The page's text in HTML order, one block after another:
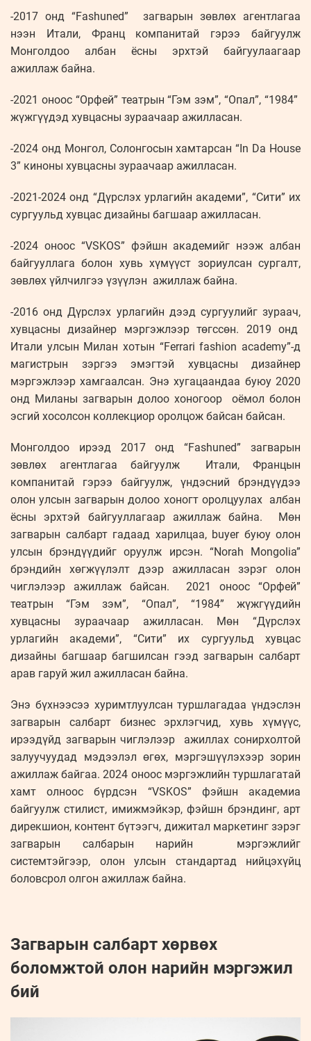
-2017 онд “Fashuned” загварын зөвлөх агентлагаа
нээн Итали, Франц компанитай гэрээ байгуулж
Монголдоо албан ёсны эрхтэй байгуулаагаар
ажиллаж байна.
-2021 оноос “Орфей” театрын “Гэм зэм”, “Опал”, “1984”
жүжгүүдэд хувцасны зураачаар ажилласан.
-2024 онд Монгол, Солонгосын хамтарсан “In Da House
3” киноны хувцасны зураачаар ажилласан.
-2021-2024 онд “Дүрслэх урлагийн академи”, “Сити” их
сургуульд хувцас дизайны багшаар ажилласан.
-2024 оноос “VSKOS” фэйшн академийг нээж албан
байгууллага болон хувь хүмүүст зориулсан сургалт,
зөвлөх үйлчилгээ үзүүлэн ажиллаж байна.
-2016 онд Дүрслэх урлагийн дээд сургуулийг зураач,
хувцасны дизайнер мэргэжлээр төгссөн. 2019 онд
Итали улсын Милан хотын “Ferrari fashion academy”-д
магистрын зэргээ эмэгтэй хувцасны дизайнер
мэргэжлээр хамгаалсан. Энэ хугацаандаа буюу 2020
онд Миланы загварын долоо хоногоор оёмол болон
эсгий хосолсон коллекциор оролцож байсан байсан.
Монголдоо ирээд 2017 онд “Fashuned” загварын
зөвлөх агентлагаа байгуулж Итали, Францын
компанитай гэрээ байгуулж, үндэсний брэндүүдээ
олон улсын загварын долоо хоногт оролцуулах албан
ёсны эрхтэй байгууллагаар ажиллаж байна. Мөн
загварын салбарт гадаад харилцаа, buyer буюу олон
улсын брэндүүдийг оруулж ирсэн. “Norah Mongolia”
брэндийн хөгжүүлэлт дээр ажилласан зэрэг олон
чиглэлээр ажиллаж байсан. 2021 оноос “Орфей”
театрын “Гэм зэм”, “Опал”, “1984” жүжгүүдийн
хувцасны зураачаар ажилласан. Мөн “Дүрслэх
урлагийн академи”, “Сити” их сургуульд хувцас
дизайны багшаар багшилсан гээд загварын салбарт
арав гаруй жил ажилласан байна.
Энэ бүхнээсээ хуримтлуулсан туршлагадаа үндэслэн
загварын салбарт бизнес эрхлэгчид, хувь хүмүүс,
ирээдүйд загварын чиглэлээр ажиллах сонирхолтой
залуучуудад мэдээлэл өгөх, мэргэшүүлэхээр зорин
ажиллаж байгаа. 2024 оноос мэргэжлийн туршлагатай
хамт олноос бүрдсэн “VSKOS” фэйшн академиа
байгуулж стилист, имижмэйкэр, фэйшн брэндинг, арт
дирекшион, контент бүтээгч, дижитал маркетинг зэрэг
загварын салбарын нарийн мэргэжлийг
системтэйгээр, олон улсын стандартад нийцэхүйц
боловсрол олгон ажиллаж байна.
Загварын салбарт хөрвөх
боломжтой олон нарийн мэргэжил
бий